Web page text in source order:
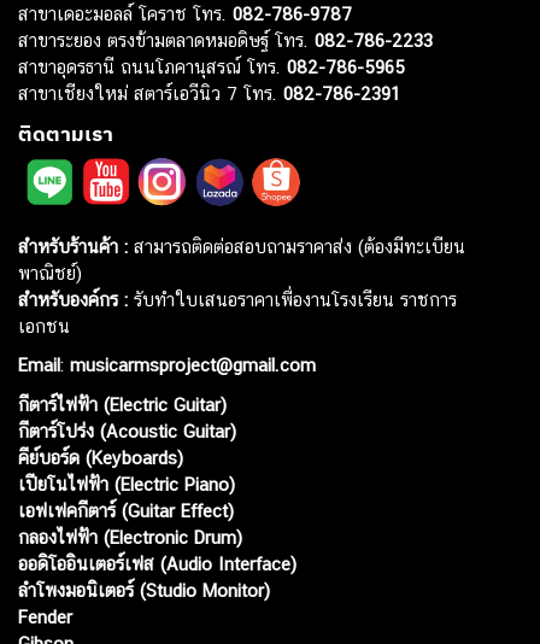
สาขาเดอะมอลล์ โคราช โทร. 082-786-9787
สาขาระยอง ตรงข้ามตลาดหมอดิษฐ์ โทร. 082-786-2233
สาขาอุดรธานี ถนนโภคานุสรณ์ โทร. 082-786-5965
สาขาเชียงใหม่ สตาร์เอวีนิว 7 โทร. 082-786-2391
ติดตามเรา
สำหรับร้านค้า : สามารถติดต่อสอบถามราคาส่ง (ต้องมีทะเบียน
พาณิชย์)
สำหรับองค์กร : รับทำใบเสนอราคาเพื่องานโรงเรียน ราชการ
เอกชน
Email: musicarmsproject@gmail.com
กีตาร์ไฟฟ้า (Electric Guitar)
กีตาร์โปร่ง (Acoustic Guitar)
คีย์บอร์ด (Keyboards)
เปียโนไฟฟ้า (Electric Piano)
เอฟเฟคกีตาร์ (Guitar Effect)
กลองไฟฟ้า (Electronic Drum)
ออดิโออินเตอร์เฟส (Audio Interface)
ลำโพงมอนิเตอร์ (Studio Monitor)
Fender